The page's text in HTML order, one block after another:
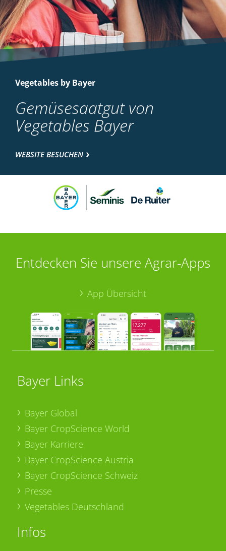
Vegetables by Bayer
Gemüsesaatgut von
Vegetables Bayer
WEBSITE BESUCHEN
Entdecken Sie unsere Agrar-Apps
App Übersicht
Bayer Links
Bayer Global
Bayer CropScience World
Bayer Karriere
Bayer CropScience Austria
Bayer CropScience Schweiz
Presse
Vegetables Deutschland
Infos